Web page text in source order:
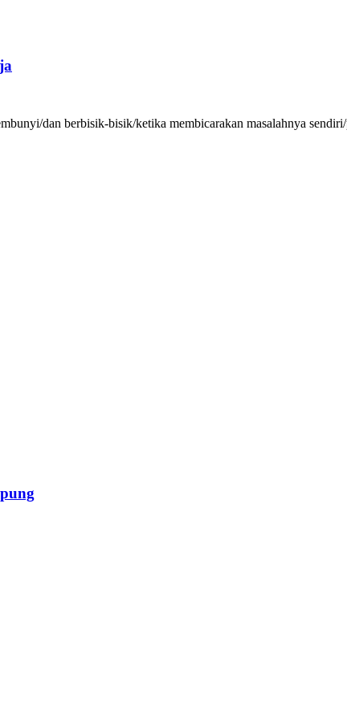
dan berbisik-bisik/ketika membicarakan masalahnya